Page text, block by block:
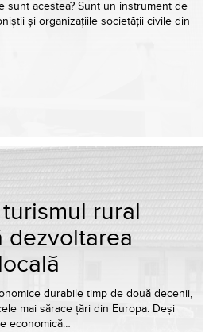
sunt acestea? Sunt un instrument de
și organizațiile societății civile din
rural
dezvoltarea
durabile timp de două decenii,
mai sărace țări din Europa. Deși
economică…